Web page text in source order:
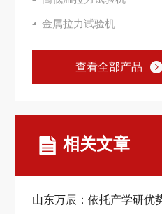
金属拉力试验机
查看全部产品
相关文章
山东万辰：依托产学研优